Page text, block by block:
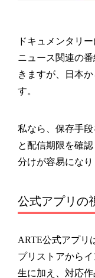
ドキュメンタリ
ニュース関連の
きますが、日本
す。
私なら、保存手
と配信期限を確
分けが容易になり
公式アプリの
ARTE公式アプリ
プリストアから
生に加え、対応